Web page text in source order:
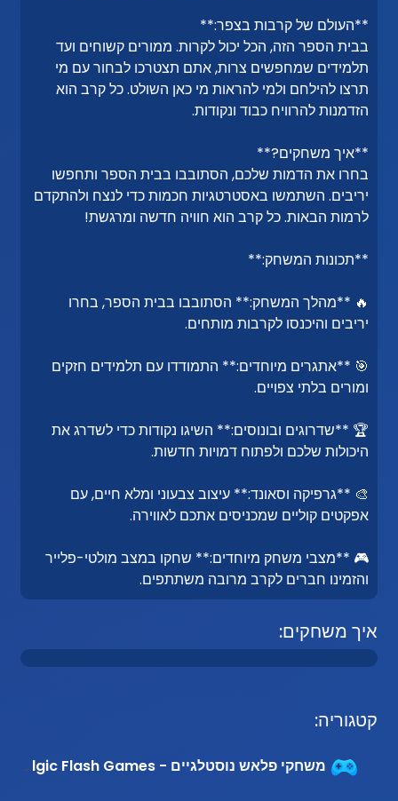
**העולם של קרבות בצפר:**
בבית הספר הזה, הכל יכול לקרות. ממורים קשוחים ועד
תלמידים שמחפשים צרות, אתם תצטרכו לבחור עם מי
תרצו להילחם ולמי להראות מי כאן השולט. כל קרב הוא
הזדמנות להרוויח כבוד ונקודות.
**איך משחקים?**
בחרו את הדמות שלכם, הסתובבו בבית הספר ותחפשו
יריבים. השתמשו באסטרטגיות חכמות כדי לנצח ולהתקדם
לרמות הבאות. כל קרב הוא חוויה חדשה ומרגשת!
**תכונות המשחק:**
🔥 **מהלך המשחק:** הסתובבו בבית הספר, בחרו
יריבים והיכנסו לקרבות מותחים.
🎯 **אתגרים מיוחדים:** התמודדו עם תלמידים חזקים
ומורים בלתי צפויים.
🏆 **שדרוגים ובונוסים:** השיגו נקודות כדי לשדרג את
היכולות שלכם ולפתוח דמויות חדשות.
🎨 **גרפיקה וסאונד:** עיצוב צבעוני ומלא חיים, עם
אפקטים קוליים שמכניסים אתכם לאווירה.
🎮 **מצבי משחק מיוחדים:** שחקו במצב מולטי-פלייר
והזמינו חברים לקרב מרובה משתתפים.
איך משחקים:
קטגוריה:
משחקי פלאש נוסטלגיים - Nostalgic Flash Games